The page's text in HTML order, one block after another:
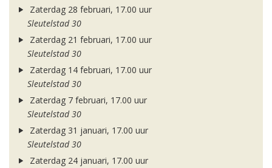
Zaterdag 28 februari, 17.00 uur
Sleutelstad 30
Zaterdag 21 februari, 17.00 uur
Sleutelstad 30
Zaterdag 14 februari, 17.00 uur
Sleutelstad 30
Zaterdag 7 februari, 17.00 uur
Sleutelstad 30
Zaterdag 31 januari, 17.00 uur
Sleutelstad 30
Zaterdag 24 januari, 17.00 uur